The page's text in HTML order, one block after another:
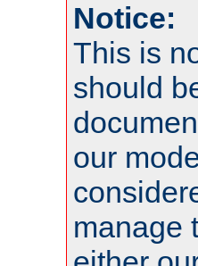
Notice:
This is
should
our
manage